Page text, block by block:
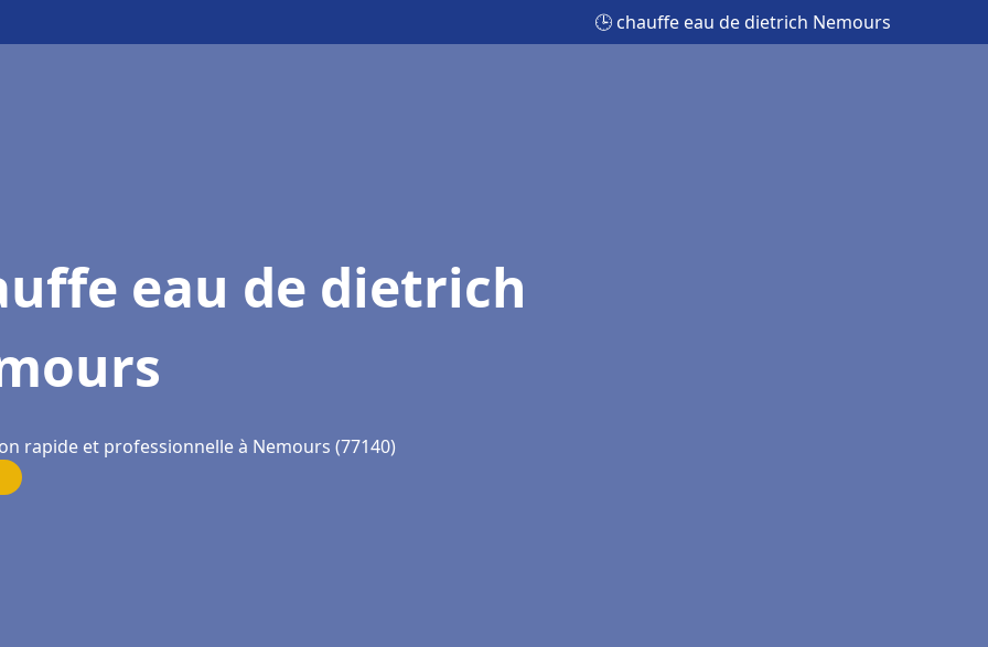
🕒 chauffe eau de dietrich Nemours
eau de dietrich
rapide et professionnelle à Nemours (77140)